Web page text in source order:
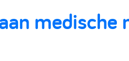
medische